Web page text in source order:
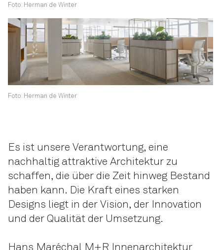
Foto: Herman de Winter
Foto: Herman de Winter
Es ist unsere Verantwortung, eine
nachhaltig attraktive Architektur zu
schaffen, die über die Zeit hinweg Bestand
haben kann. Die Kraft eines starken
Designs liegt in der Vision, der Innovation
und der Qualität der Umsetzung.
Hans Maréchal M+R Innenarchitektur